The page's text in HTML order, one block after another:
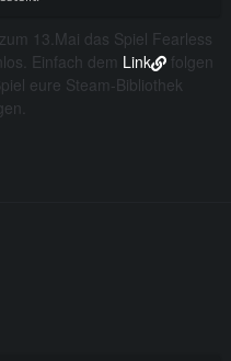
13.Mai das Spiel Fearless
Einfach dem Link
folgen
eure Steam-Bibliothek